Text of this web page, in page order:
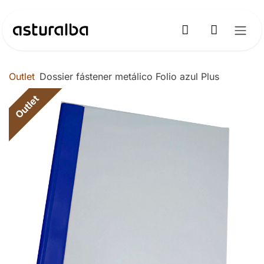
Outlet Dossier fástener metálico Folio azul Plus
Outlet